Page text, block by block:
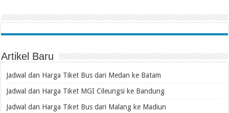
Artikel Baru
Jadwal dan Harga Tiket Bus dari Medan ke Batam
Jadwal dan Harga Tiket MGI Cileungsi ke Bandung
Jadwal dan Harga Tiket Bus dari Malang ke Madiun